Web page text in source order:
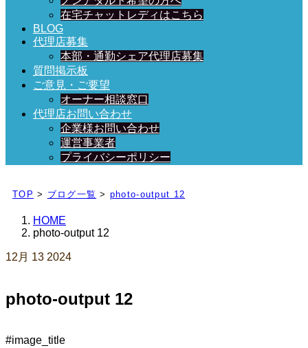
在宅チャットレディはこちら
BLOG
代理店募集
本部・通勤シェア代理店募集
質問掲示板
ご意見・ご要望
オーナー相談窓口
代理店お問い合わせ
企業様お問い合わせ
運営事業者
プライバシーポリシー
日々、ブログを更新中！
TOP > ブログ一覧 > photo-output 12
HOME
photo-output 12
12月 13 2024
photo-output 12
#image_title